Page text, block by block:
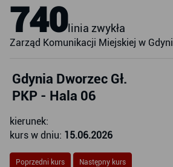
740linia zwykła
Zarząd Komunikacji Miejskiej w Gdyni
Gdynia Dworzec Gł.
PKP - Hala 06
kierunek:
kurs w dniu: 15.06.2026
Poprzedni kurs Następny kurs